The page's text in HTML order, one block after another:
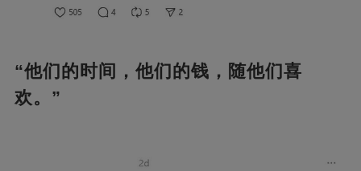
“他们的时间，他们的钱，随他们喜
欢。”